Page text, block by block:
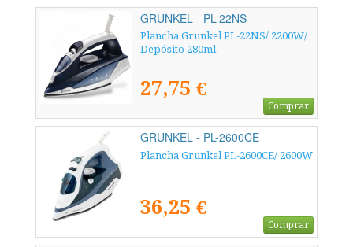
GRUNKEL - PL-22NS
Plancha Grunkel PL-22NS/ 2200W/
Depósito 280ml
27,75 €
Comprar
GRUNKEL - PL-2600CE
Plancha Grunkel PL-2600CE/ 2600W
36,25 €
Comprar